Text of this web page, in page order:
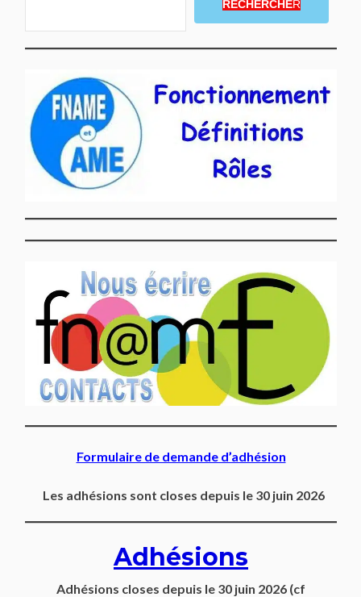
RECHERCHER
Formulaire de demande d’adhésion
Les adhésions sont closes depuis le 30 juin 2026
Adhésions
Adhésions closes depuis le 30 juin 2026 (cf